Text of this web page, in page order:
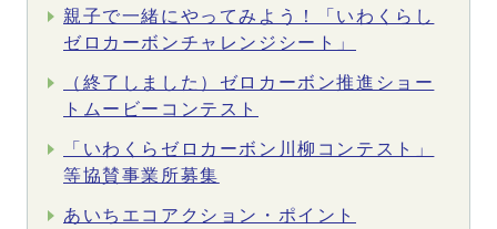
親子で一緒にやってみよう！「いわくらし
ゼロカーボンチャレンジシート」
（終了しました）ゼロカーボン推進ショー
トムービーコンテスト
「いわくらゼロカーボン川柳コンテスト」
等協賛事業所募集
あいちエコアクション・ポイント